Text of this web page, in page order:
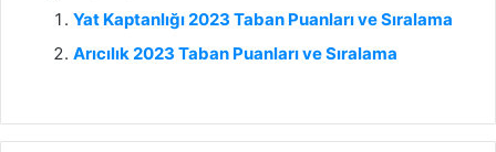
Yat Kaptanlığı 2023 Taban Puanları ve Sıralama
Arıcılık 2023 Taban Puanları ve Sıralama